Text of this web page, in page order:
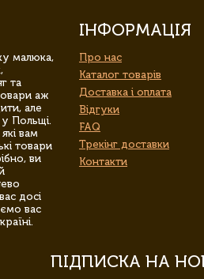
малюка,
та
аж
але
Польщі.
вам
товари
ви
досі
вас
ІНФОРМАЦІЯ
Про нас
Каталог товарів
Доставка і оплата
Відгуки
FAQ
Трекінг доставки
Контакти
ПІДПИСКА НА